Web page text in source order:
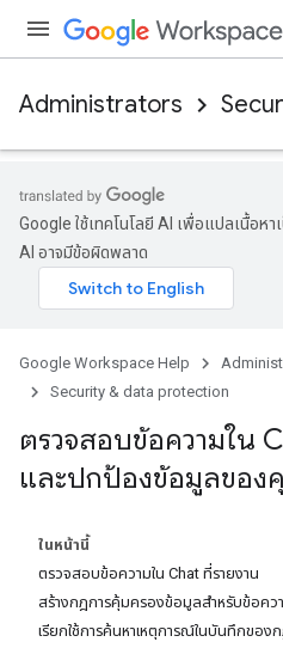
Administrators
Google ใช้เทคโนโลยี AI เพื่อแปลเนื้อห
AI อาจมีข้อผิดพลาด
Google Workspace Help
Security & data protection
ตรวจสอบข้อความใน
และปกป้องข้อมูลขอ
ในหน้านี้
ตรวจสอบข้อความใน Chat ที่รายงาน
สร้างกฎการคุ้มครองข้อมูลสำหรับข้อคว
เรียกใช้การค้นหาเหตุการณ์ในบันทึกของ